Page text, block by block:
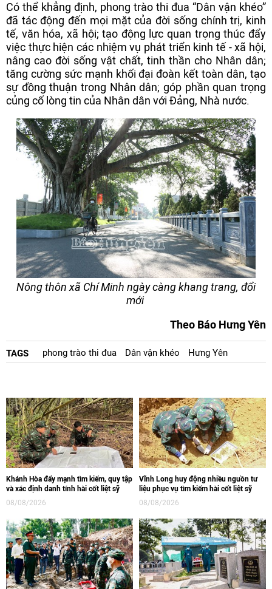
Có thể khẳng định, phong trào thi đua “Dân vận khéo”
đã tác động đến mọi mặt của đời sống chính trị, kinh
tế, văn hóa, xã hội; tạo động lực quan trọng thúc đẩy
việc thực hiện các nhiệm vụ phát triển kinh tế - xã hội,
nâng cao đời sống vật chất, tinh thần cho Nhân dân;
tăng cường sức mạnh khối đại đoàn kết toàn dân, tạo
sự đồng thuận trong Nhân dân; góp phần quan trọng
củng cố lòng tin của Nhân dân với Đảng, Nhà nước.
Nông thôn xã Chí Minh ngày càng khang trang, đổi
mới
Theo Báo Hưng Yên
TAGS phong trào thi đua Dân vận khéo Hưng Yên
Khánh Hòa đẩy mạnh tìm kiếm, quy tập
và xác định danh tính hài cốt liệt sỹ
08/08/2026
Vĩnh Long huy động nhiều nguồn tư
liệu phục vụ tìm kiếm hài cốt liệt sỹ
08/08/2026